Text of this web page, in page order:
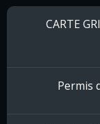
CARTE
Permis